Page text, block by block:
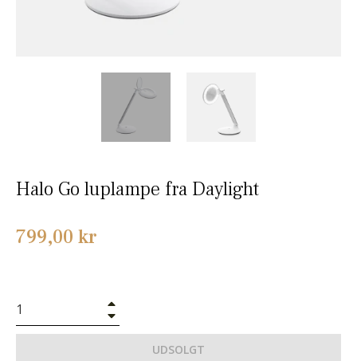
Halo Go luplampe fra Daylight
Normalpris
799,00 kr
UDSOLGT